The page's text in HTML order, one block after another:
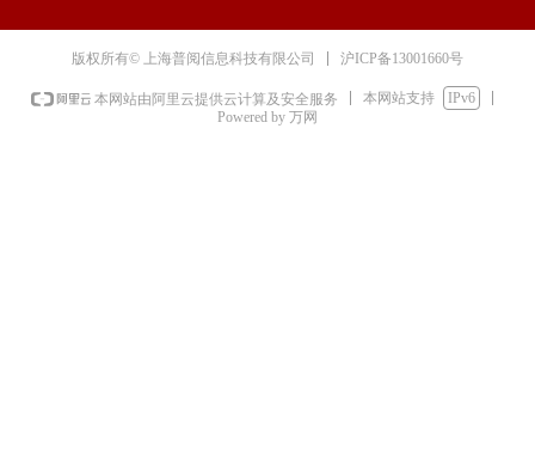
版权所有© 上海普阅信息科技有限公司 沪ICP备13001660号
本网站由阿里云提供云计算及安全服务 本网站支持
IPv6
Powered by 万网